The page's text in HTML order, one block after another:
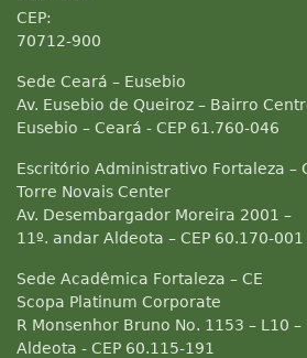
CEP:
70712-900
Sede Ceará – Eusebio
Av. Eusebio de Queiroz – Bairro
Eusebio – Ceará - CEP 61.760-046
Escritório Administrativo Fortaleza –
Torre Novais Center
Av. Desembargador Moreira 2001 –
11º. andar Aldeota – CEP 60.170-001
Sede Acadêmica Fortaleza – CE
Scopa Platinum Corporate
R Monsenhor Bruno No. 1153 – L10 –
Aldeota - CEP 60.115-191